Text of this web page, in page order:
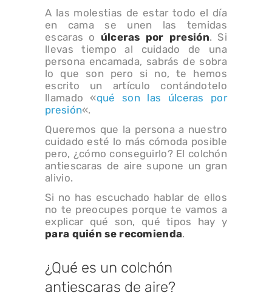
A las molestias de estar todo el día
en cama se unen las temidas
escaras o úlceras por presión. Si
llevas tiempo al cuidado de una
persona encamada, sabrás de sobra
lo que son pero si no, te hemos
escrito un artículo contándotelo
llamado «qué son las úlceras por
presión«.
Queremos que la persona a nuestro
cuidado esté lo más cómoda posible
pero, ¿cómo conseguirlo? El colchón
antiescaras de aire supone un gran
alivio.
Si no has escuchado hablar de ellos
no te preocupes porque te vamos a
explicar qué son, qué tipos hay y
para quién se recomienda.
¿Qué es un colchón
antiescaras de aire?